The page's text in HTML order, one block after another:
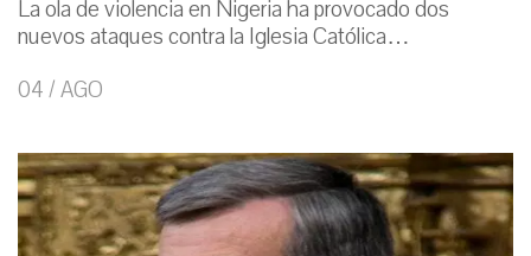
La ola de violencia en Nigeria ha provocado dos
nuevos ataques contra la Iglesia Católica…
04 / AGO